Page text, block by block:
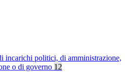
incarichi politici, di amministrazione,
o di governo 12